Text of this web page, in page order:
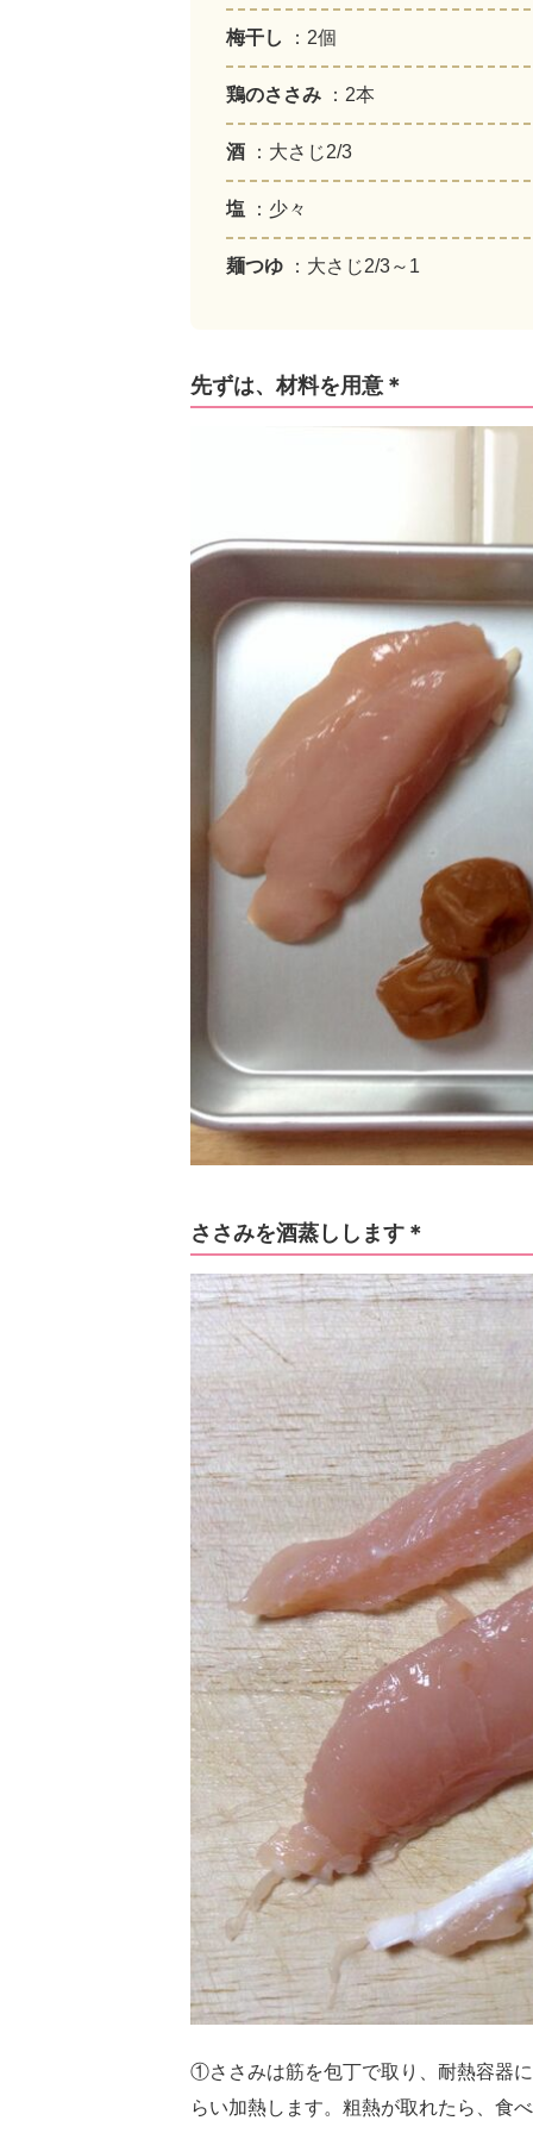
梅干し ：2個
鶏のささみ ：2本
酒 ：大さじ2/3
塩 ：少々
麺つゆ ：大さじ2/3～1
先ずは、材料を用意＊
ささみを酒蒸しします＊
①ささみは筋を包丁で取り、耐熱容器
らい加熱します。粗熱が取れたら、食